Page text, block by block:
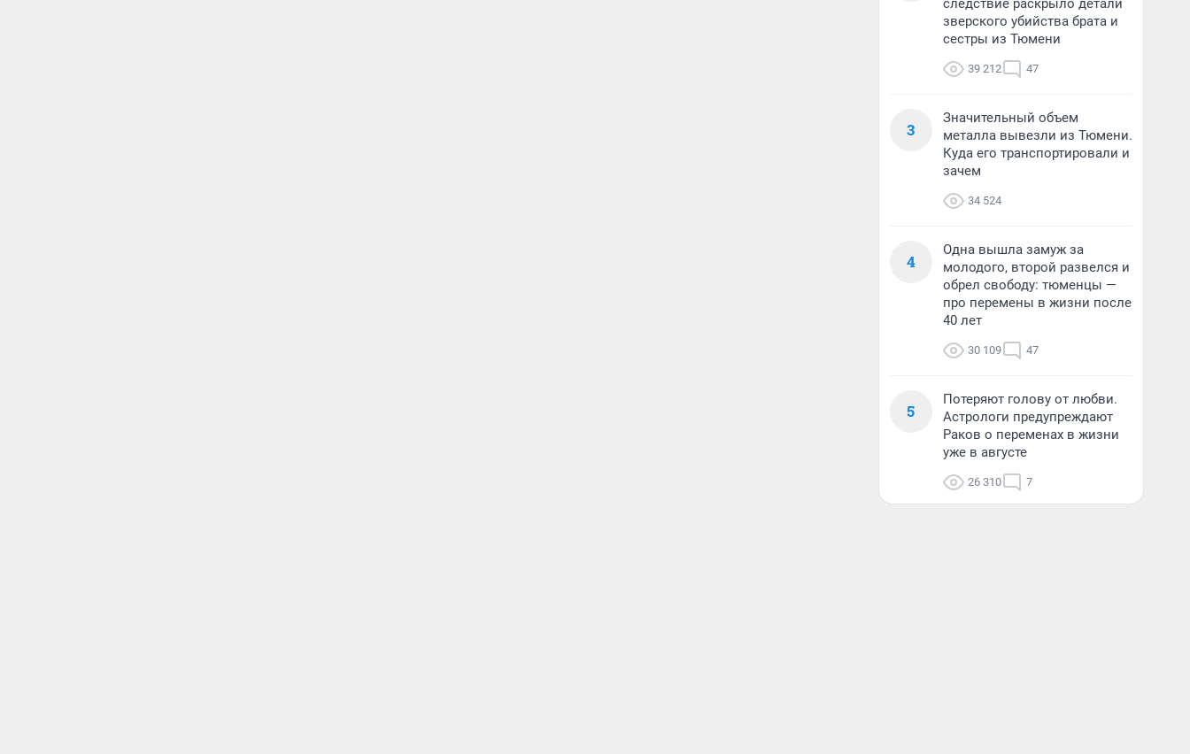
следствие раскрыло детали
зверского убийства брата и
сестры из Тюмени
39 212 47
3
Значительный объем
металла вывезли из Тюмени.
Куда его транспортировали и
зачем
34 524
4
Одна вышла замуж за
молодого, второй развелся и
обрел свободу: тюменцы —
про перемены в жизни после
40 лет
30 109 47
5
Потеряют голову от любви.
Астрологи предупреждают
Раков о переменах в жизни
уже в августе
26 310 7